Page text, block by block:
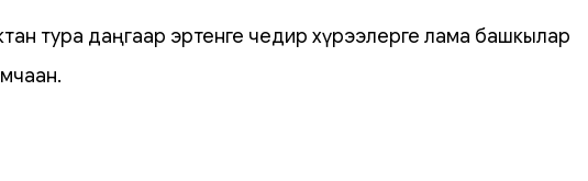
тура даңгаар эртенге чедир хүрээлерге лама башкылар